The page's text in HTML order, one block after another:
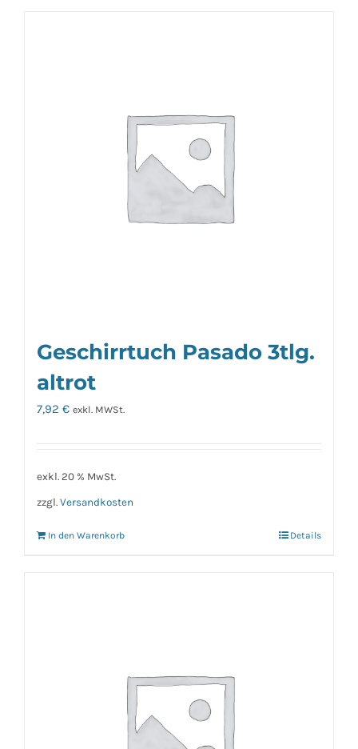
Geschirrtuch Pasado 3tlg.
altrot
7,92 € exkl. MWSt.
exkl. 20 % MwSt.
zzgl. Versandkosten
In den Warenkorb Details